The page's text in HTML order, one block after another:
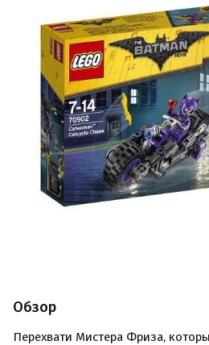
Обзор
Перехвати Мистера Фриза,